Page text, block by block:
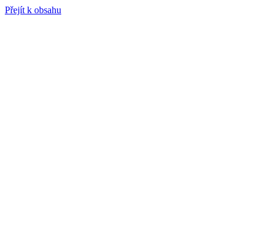
Přejít k obsahu